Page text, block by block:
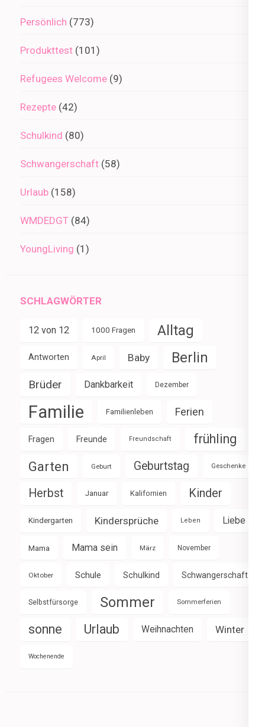
Persönlich (773)
Produkttest (101)
Refugees Welcome (9)
Rezepte (42)
Schulkind (80)
Schwangerschaft (58)
Urlaub (158)
WMDEDGT (84)
YoungLiving (1)
SCHLAGWÖRTER
12 von 12 1000 Fragen Alltag
Antworten April Baby Berlin
Brüder Dankbarkeit Dezember
Familie Familienleben Ferien
Fragen Freunde Freundschaft frühling
Garten Geburt Geburtstag Geschenke
Herbst Januar Kalifornien Kinder
Kindergarten Kindersprüche Leben Liebe
Mama Mama sein März November
Oktober Schule Schulkind Schwangerschaft
Selbstfürsorge Sommer Sommerferien
sonne Urlaub Weihnachten Winter
Wochenende